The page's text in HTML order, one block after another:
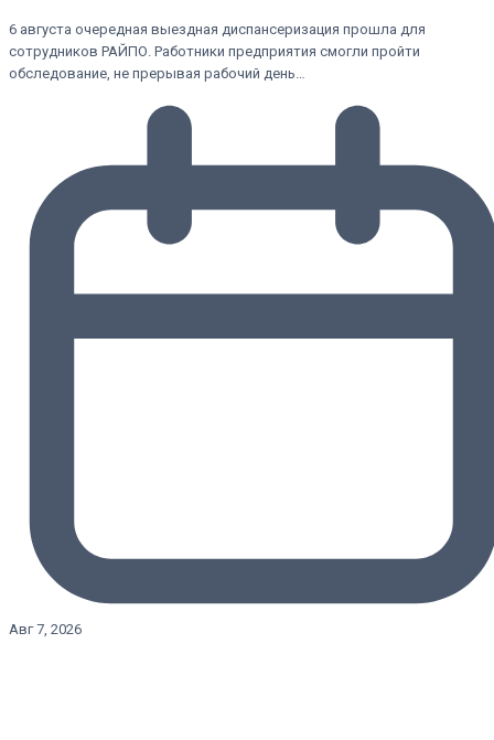
6 августа очередная выездная диспансеризация прошла для
сотрудников РАЙПО. Работники предприятия смогли пройти
обследование, не прерывая рабочий день…
Авг 7, 2026